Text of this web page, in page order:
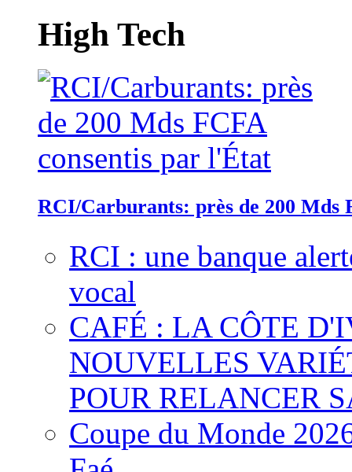
High Tech
RCI/Carburants: près de 200 Mds
RCI : une banque
vocal
CAFÉ : LA CÔTE
NOUVELLES
POUR RELANCER
Coupe du Monde